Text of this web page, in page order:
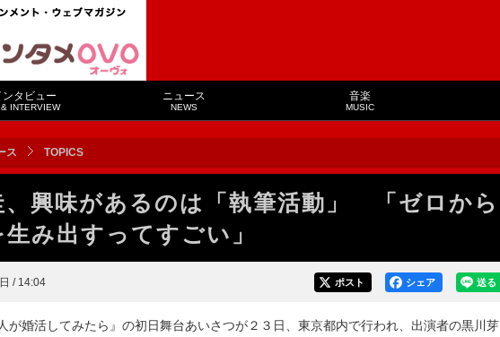
タビュー
INTERVIEW
ニュース
NEWS
音楽
MUSIC
ス TOPICS
、興味があるのは「執筆活動」 「ゼロから
み出すってすごい」
/ 14:04 送る
シェア
ポスト
が婚活してみたら』の初日舞台あいさつが２３日、東京都内で行われ、出演者の黒川芽